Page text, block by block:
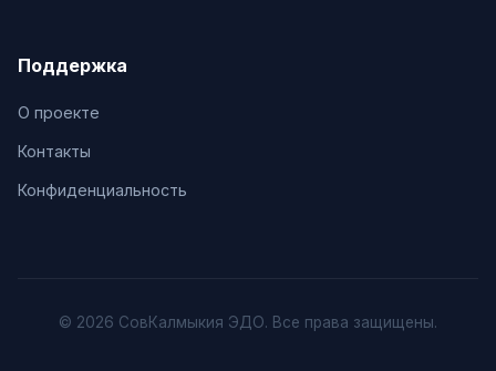
Поддержка
О проекте
Контакты
Конфиденциальность
© 2026 СовКалмыкия ЭДО. Все права защищены.